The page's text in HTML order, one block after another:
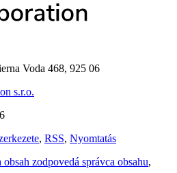
Voda 468, 925 06
s.r.o.
, RSS, Nyomtatás
obsah zodpovedá správca obsahu,